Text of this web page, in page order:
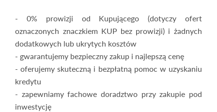
- 0% prowizji od Kupującego (dotyczy ofert
oznaczonych znaczkiem KUP bez prowizji) i żadnych
dodatkowych lub ukrytych kosztów
- gwarantujemy bezpieczny zakup i najlepszą cenę
- oferujemy skuteczną i bezpłatną pomoc w uzyskaniu
kredytu
- zapewniamy fachowe doradztwo przy zakupie pod
inwestycję